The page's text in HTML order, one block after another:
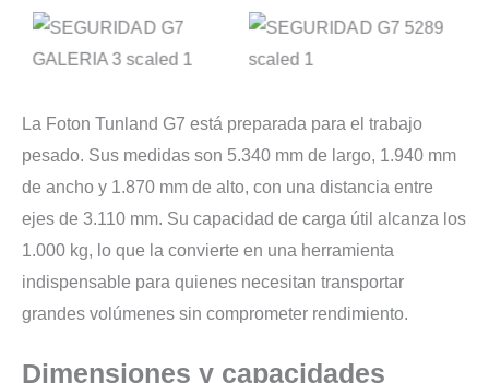
Dimensiones y capacidades
La Foton Tunland G7 está preparada para el trabajo
pesado. Sus medidas son 5.340 mm de largo, 1.940 mm
de ancho y 1.870 mm de alto, con una distancia entre
ejes de 3.110 mm. Su capacidad de carga útil alcanza los
1.000 kg, lo que la convierte en una herramienta
indispensable para quienes necesitan transportar
grandes volúmenes sin comprometer rendimiento.